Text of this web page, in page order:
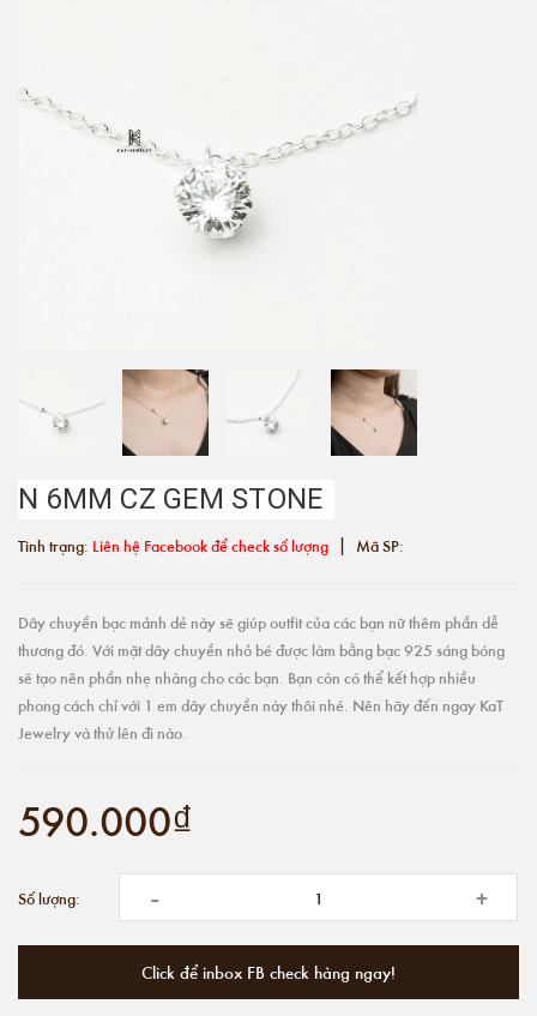
N 6MM CZ GEM STONE
Tình trạng: Liên hệ Facebook để check số lượng | Mã SP:
Dây chuyền bạc mảnh dẻ này sẽ giúp outfit của các bạn nữ thêm phần dễ
thương đó. Với mặt dây chuyền nhỏ bé được làm bằng bạc 925 sáng bóng
sẽ tạo nên phần nhẹ nhàng cho các bạn. Bạn còn có thể kết hợp nhiều
phong cách chỉ với 1 em dây chuyền này thôi nhé. Nên hãy đến ngay KaT
Jewelry và thử lên đi nào.
590.000₫
Số lượng: - +
Click để inbox FB check hàng ngay!